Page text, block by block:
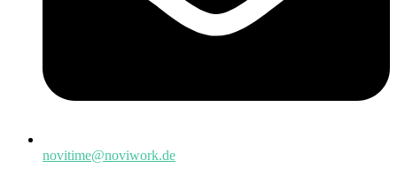
novitime@noviwork.de